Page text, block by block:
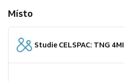
Místo
Studie CELSPAC: TNG 4MI